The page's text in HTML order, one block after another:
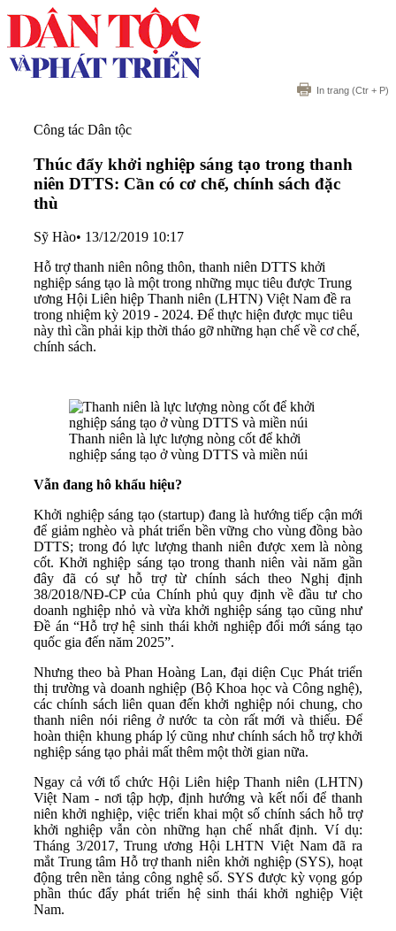
In trang (Ctr + P)
Công tác Dân tộc
Thúc đẩy khởi nghiệp sáng tạo trong thanh
niên DTTS: Cần có cơ chế, chính sách đặc
thù
Sỹ Hào• 13/12/2019 10:17
Hỗ trợ thanh niên nông thôn, thanh niên DTTS khởi
nghiệp sáng tạo là một trong những mục tiêu được Trung
ương Hội Liên hiệp Thanh niên (LHTN) Việt Nam đề ra
trong nhiệm kỳ 2019 - 2024. Để thực hiện được mục tiêu
này thì cần phải kịp thời tháo gỡ những hạn chế về cơ chế,
chính sách.
Thanh niên là lực lượng nòng cốt để khởi
nghiệp sáng tạo ở vùng DTTS và miền núi
Vẫn đang hô khẩu hiệu?
Khởi nghiệp sáng tạo (startup) đang là hướng tiếp cận mới
để giảm nghèo và phát triển bền vững cho vùng đồng bào
DTTS; trong đó lực lượng thanh niên được xem là nòng
cốt. Khởi nghiệp sáng tạo trong thanh niên vài năm gần
đây đã có sự hỗ trợ từ chính sách theo Nghị định
38/2018/NĐ-CP của Chính phủ quy định về đầu tư cho
doanh nghiệp nhỏ và vừa khởi nghiệp sáng tạo cũng như
Đề án “Hỗ trợ hệ sinh thái khởi nghiệp đổi mới sáng tạo
quốc gia đến năm 2025”.
Nhưng theo bà Phan Hoàng Lan, đại diện Cục Phát triển
thị trường và doanh nghiệp (Bộ Khoa học và Công nghệ),
các chính sách liên quan đến khởi nghiệp nói chung, cho
thanh niên nói riêng ở nước ta còn rất mới và thiếu. Để
hoàn thiện khung pháp lý cũng như chính sách hỗ trợ khởi
nghiệp sáng tạo phải mất thêm một thời gian nữa.
Ngay cả với tổ chức Hội Liên hiệp Thanh niên (LHTN)
Việt Nam - nơi tập hợp, định hướng và kết nối để thanh
niên khởi nghiệp, việc triển khai một số chính sách hỗ trợ
khởi nghiệp vẫn còn những hạn chế nhất định. Ví dụ:
Tháng 3/2017, Trung ương Hội LHTN Việt Nam đã ra
mắt Trung tâm Hỗ trợ thanh niên khởi nghiệp (SYS), hoạt
động trên nền tảng công nghệ số. SYS được kỳ vọng góp
phần thúc đẩy phát triển hệ sinh thái khởi nghiệp Việt
Nam.